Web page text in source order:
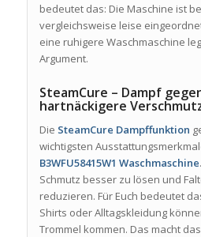
bedeutet das: Die Maschine ist
vergleichsweise leise
eine ruhigere Waschmaschine
Argument.
SteamCure – Dampf
hartnäckigere
Die SteamCure Dampffunktion
wichtigsten
B3WFU58415W1 Waschmaschine
Schmutz besser zu lösen und
reduzieren. Für Euch bedeutet
Shirts oder Alltagskleidung
Trommel kommen. Das macht